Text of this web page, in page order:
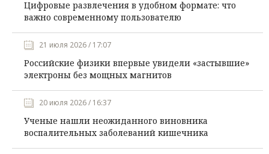
Цифровые развлечения в удобном формате: что
важно современному пользователю
21 июля 2026 / 17:07
Российские физики впервые увидели «застывшие»
электроны без мощных магнитов
20 июля 2026 / 16:37
Ученые нашли неожиданного виновника
воспалительных заболеваний кишечника